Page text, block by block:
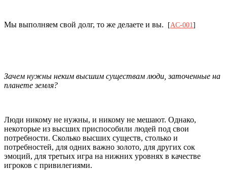
Мы выполняем свой долг, то же делаете и вы. [AC-001 ]
Зачем нужны неким высшим существам люди, заточенные на
планете земля?
Люди никому не нужны, и никому не мешают. Однако,
некоторые из высших приспособили людей под свои
потребности. Сколько высших существ, столько и
потребностей, для одних важно золото, для других сок
эмоций, для третьих игра на нижних уровнях в качестве
игроков с привилегиями.